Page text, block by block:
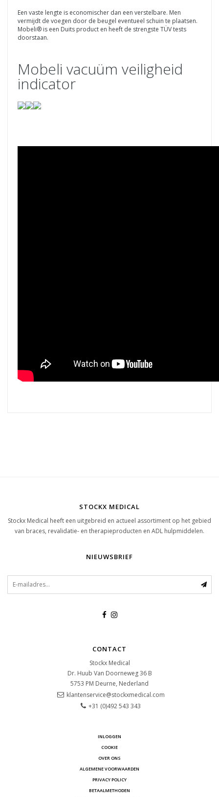
Een vaste lengte is economischer dan een verstelbare. Men
vermijdt de voegen door de beugel eventueel schuin te plaatsen.
Mobeli® is een Duits product en heeft de strengste TÜV tests
doorstaan.
Mobeli vacuüm veiligheid
indicator
STOCKX MEDICAL
Stockx Medical heeft een uitgebreid en actueel assortiment op het gebied
van braces, revalidatie- en therapieproducten en ADL hulpmiddelen.
NIEUWSBRIEF
CONTACT
Stockx Medical
Dr. Huub Van Doorneweg 36 B
5753 PM Deurne, Nederland
klantenservice@stockxmedical.com
+31 (0)492 543 343
INLOGGEN
COOKIE
OVER ONS
ALGEMENE VOORWAARDEN
PRIVACY POLICY
BETAALMETHODEN